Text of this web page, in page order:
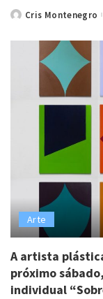
PostedCris Montenegro
Arte
A artista
próximo
individual